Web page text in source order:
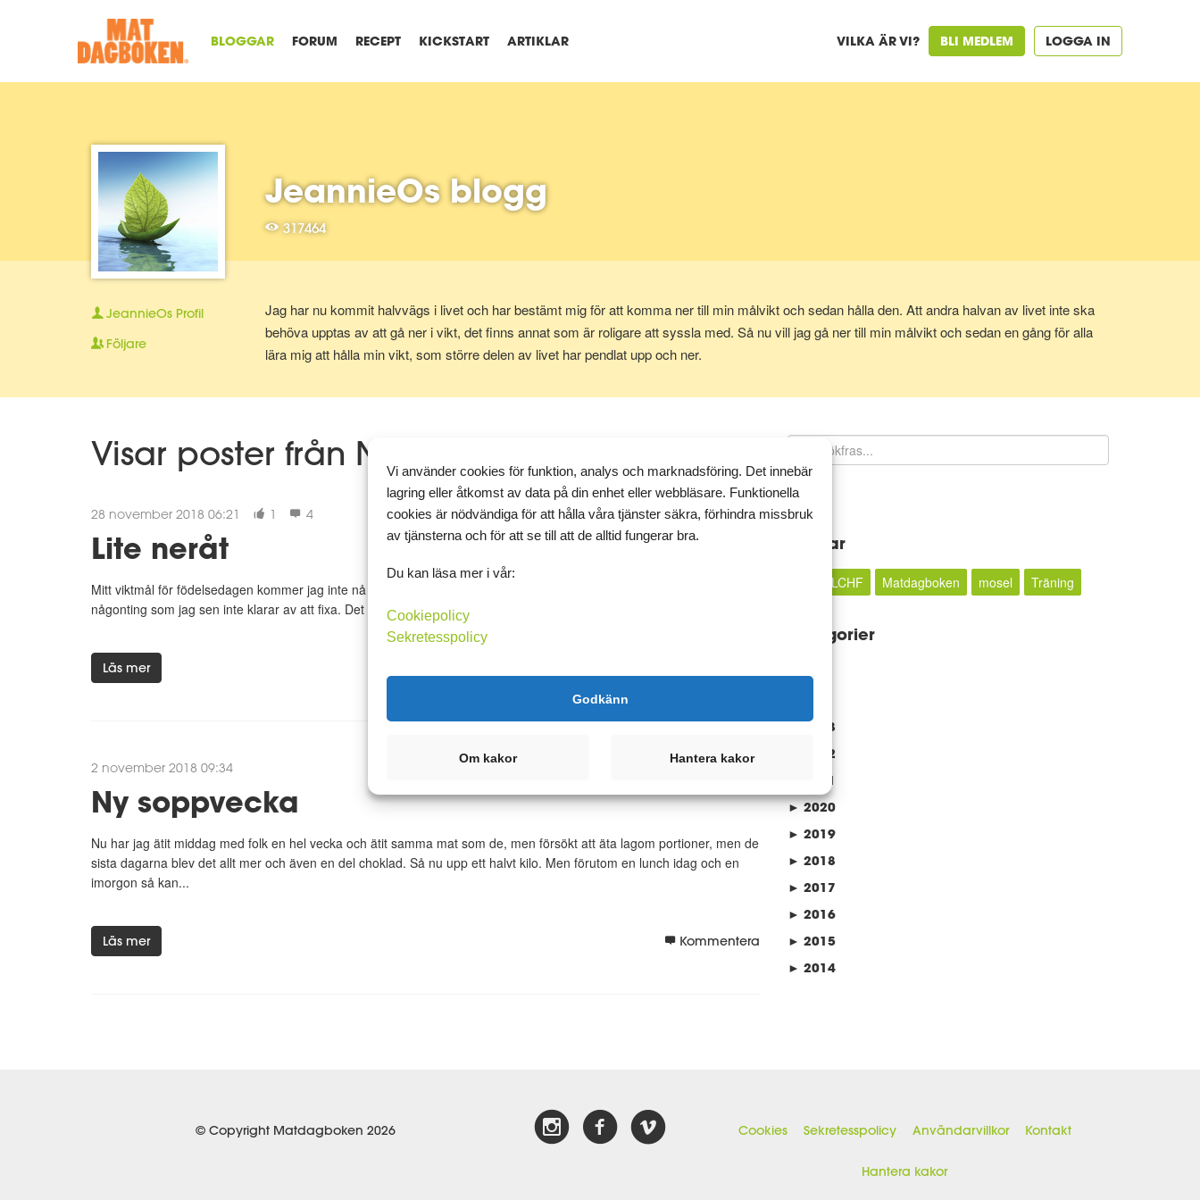
BLOGGAR FORUM RECEPT KICKSTART ARTIKLAR VILKA ÄR VI? BLI MEDLEM LOGGA IN
JeannieOs blogg
317464
Jag har nu kommit halvvägs i livet och har bestämt mig för att komma ner till min målvikt och sedan hålla den. Att andra halvan av livet inte ska
behöva upptas av att gå ner i vikt, det finns annat som är roligare att syssla med. Så nu vill jag gå ner till min målvikt och sedan en gång för alla
lära mig att hålla min vikt, som större delen av livet har pendlat upp och ner.
JeannieOs Profil
Följare
Visar poster från November 2018
28 november 2018 06:21 1 4
Lite neråt
Mitt viktmål för födelsedagen kommer jag inte nå överhuvudtaget. Det är nog första gången jag sätter ett riktigt mål för
någonting som jag sen inte klarar av att fixa. Det känns väldigt tråkigt. Födelsedagen två veckor bort. Viktmålet 21...
Läs mer
2 november 2018 09:34
Ny soppvecka
Nu har jag ätit middag med folk en hel vecka och ätit samma mat som de, men försökt att äta lagom portioner, men de
sista dagarna blev det allt mer och även en del choklad. Så nu upp ett halvt kilo. Men förutom en lunch idag och en
imorgon så kan...
Läs mer Kommentera
Sök
Taggar
LCHF Matdagboken mosel Träning
Kategorier
►2023
2022
2021
►2020
► 2019
► 2018
► 2017
► 2016
► 2015
► 2014
© Copyright Matdagboken 2026 Cookies Sekretesspolicy Användarvillkor Kontakt
Hantera kakor
Vi använder cookies för funktion, analys och marknadsföring. Det innebär
lagring eller åtkomst av data på din enhet eller webbläsare. Funktionella
cookies är nödvändiga för att hålla våra tjänster säkra, förhindra missbruk
av tjänsterna och för att se till att de alltid fungerar bra.
Du kan läsa mer i vår:
Cookiepolicy
Sekretesspolicy
Godkänn
Om kakor Hantera kakor